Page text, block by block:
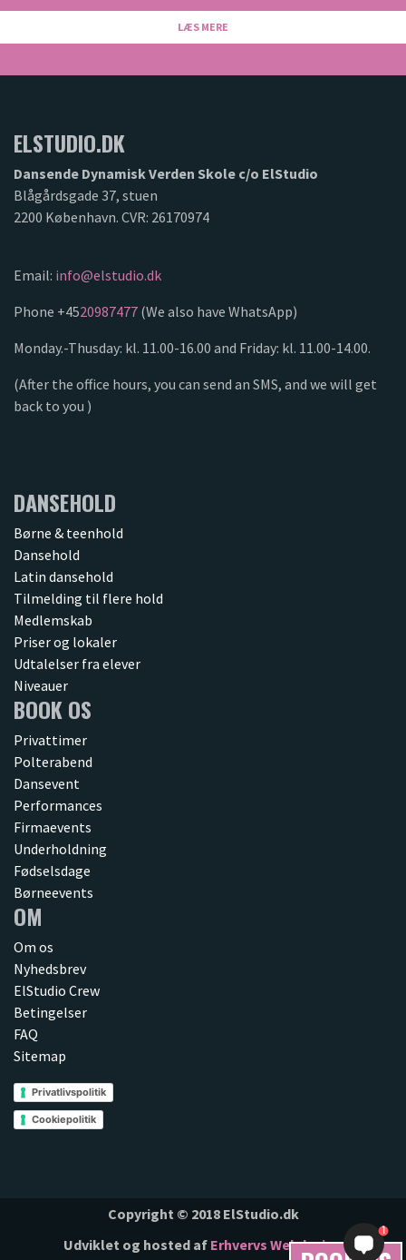
LÆS MERE
ELSTUDIO.DK
Dansende Dynamisk Verden Skole c/o ElStudio
Blågårdsgade 37, stuen
2200 København. CVR: 26170974
Email: info@elstudio.dk
Phone +4520987477 (We also have WhatsApp)
Monday.-Thusday: kl. 11.00-16.00 and Friday: kl. 11.00-14.00.
(After the office hours, you can send an SMS, and we will get
back to you )
DANSEHOLD
Børne & teenhold
Dansehold
Latin dansehold
Tilmelding til flere hold
Medlemskab
Priser og lokaler
Udtalelser fra elever
Niveauer
BOOK OS
Privattimer
Polterabend
Dansevent
Performances
Firmaevents
Underholdning
Fødselsdage
Børneevents
OM
Om os
Nyhedsbrev
ElStudio Crew
Betingelser
FAQ
Sitemap
Privatlivspolitik
Cookiepolitik
Copyright © 2018 ElStudio.dk
Udviklet og hosted af Erhvervs Webdesign
1